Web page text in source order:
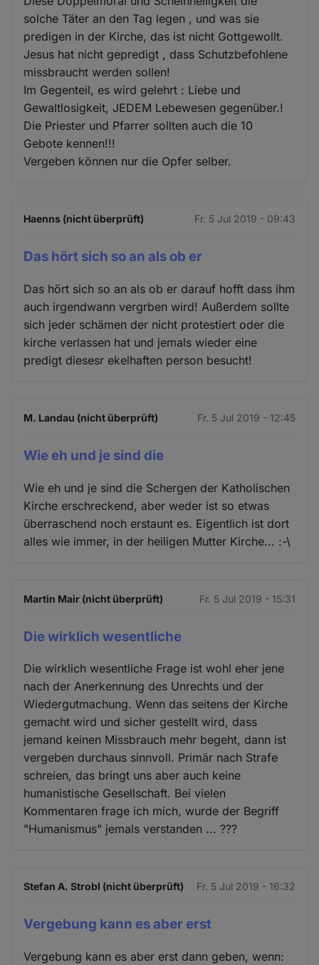
solche Täter an den Tag legen , und was sie
predigen in der Kirche, das ist nicht Gottgewollt.
Jesus hat nicht gepredigt , dass Schutzbefohlene
missbraucht werden sollen!
Im Gegenteil, es wird gelehrt : Liebe und
Gewaltlosigkeit, JEDEM Lebewesen gegenüber.!
Die Priester und Pfarrer sollten auch die 10
Gebote kennen!!!
Vergeben können nur die Opfer selber.
Haenns (nicht überprüft) Fr. 5 Jul 2019 - 09:43
Das hört sich so an als ob er
Das hört sich so an als ob er darauf hofft dass ihm
auch irgendwann vergrben wird! Außerdem sollte
sich jeder schämen der nicht protestiert oder die
kirche verlassen hat und jemals wieder eine
predigt diesesr ekelhaften person besucht!
M. Landau (nicht überprüft) Fr. 5 Jul 2019 - 12:45
Wie eh und je sind die
Wie eh und je sind die Schergen der Katholischen
Kirche erschreckend, aber weder ist so etwas
überraschend noch erstaunt es. Eigentlich ist dort
alles wie immer, in der heiligen Mutter Kirche... :-\
Martin Mair (nicht überprüft) Fr. 5 Jul 2019 - 15:31
Die wirklich wesentliche
Die wirklich wesentliche Frage ist wohl eher jene
nach der Anerkennung des Unrechts und der
Wiedergutmachung. Wenn das seitens der Kirche
gemacht wird und sicher gestellt wird, dass
jemand keinen Missbrauch mehr begeht, dann ist
vergeben durchaus sinnvoll. Primär nach Strafe
schreien, das bringt uns aber auch keine
humanistische Gesellschaft. Bei vielen
Kommentaren frage ich mich, wurde der Begriff
"Humanismus" jemals verstanden ... ???
Stefan A. Strobl (nicht überprüft) Fr. 5 Jul 2019 - 16:32
Vergebung kann es aber erst
Vergebung kann es aber erst dann geben, wenn: